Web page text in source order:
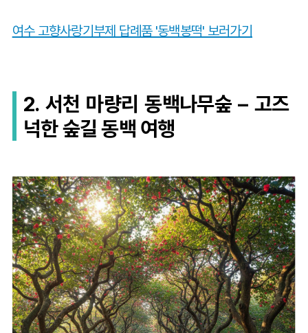
여수 고향사랑기부제 답례품 '동백봉떡' 보러가기
2. 서천 마량리 동백나무숲 – 고즈
넉한 숲길 동백 여행